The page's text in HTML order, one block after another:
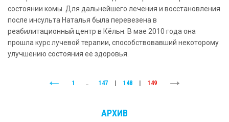
состоянии комы. Для дальнейшего лечения и восстановления
после инсульта Наталья была перевезена в
реабилитационный центр в Кёльн. В мае 2010 года она
прошла курс лучевой терапии, способствовавший некоторому
улучшению состояния её здоровья.
1 .. 147 | 148 | 149
АРХИВ